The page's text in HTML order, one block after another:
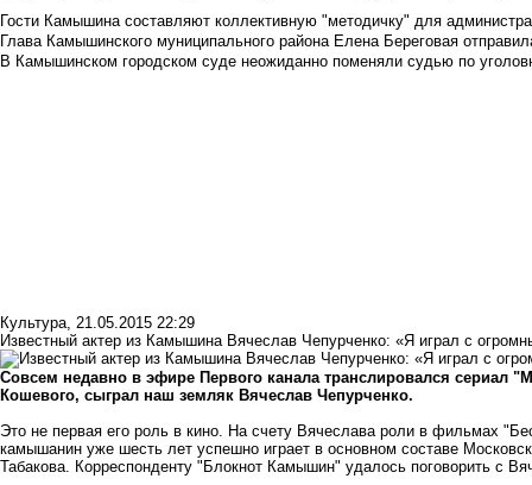
Гости Камышина составляют коллективную "методичку" для
Глава Камышинского муниципального района Елена Береговая
В Камышинском городском суде неожиданно поменяли судью по
Культура, 21.05.2015 22:29
Известный актер из Камышина Вячеслав Чепурченко: «Я играл с
Совсем недавно в эфире Первого канала транслировался сериал
Кошевого, сыграл наш земляк Вячеслав Чепурченко.
Это не первая его роль в кино. На счету Вячеслава роли в фильмах
камышанин уже шесть лет успешно играет в основном составе
Табакова. Корреспонденту "Блокнот Камышин" удалось поговорить с